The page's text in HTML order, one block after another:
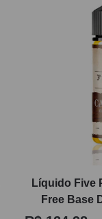
Líquido Five
Free Base